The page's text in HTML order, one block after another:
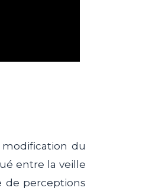
du
entre la veille
de perceptions